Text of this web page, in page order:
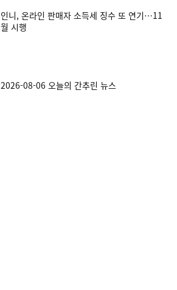
인니, 온라인 판매자 소득세 징수 또 연기…11
월 시행
2026-08-06 오늘의 간추린 뉴스